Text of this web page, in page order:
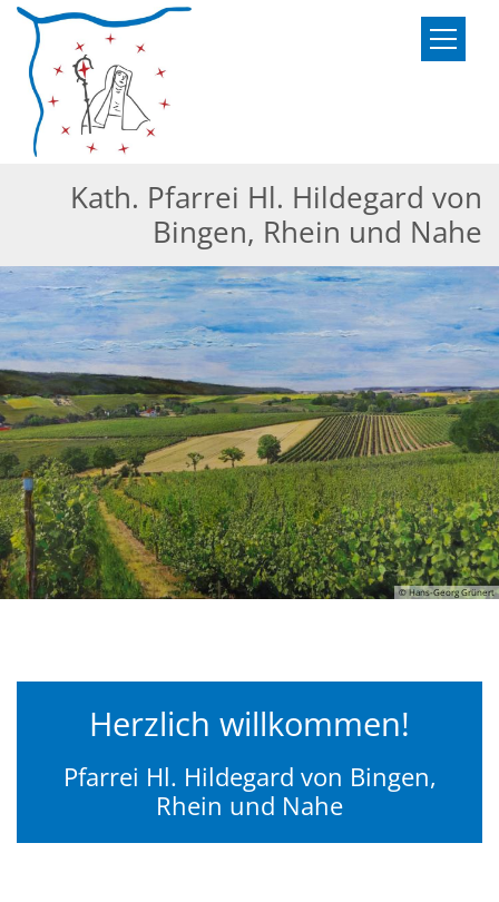
Zum Inhalt springen
Kath. Pfarrei Hl. Hildegard von
Bingen, Rhein und Nahe
© Hans-Georg Grünert
Herzlich willkommen!
Pfarrei Hl. Hildegard von Bingen,
Rhein und Nahe